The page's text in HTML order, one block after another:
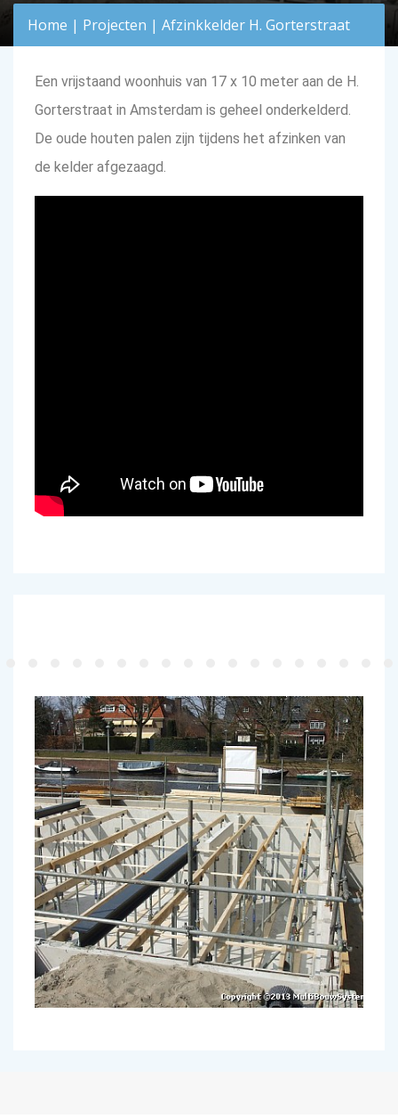
Home | Projecten | Afzinkkelder H. Gorterstraat
Een vrijstaand woonhuis van 17 x 10 meter aan de H.
Gorterstraat in Amsterdam is geheel onderkelderd.
De oude houten palen zijn tijdens het afzinken van
de kelder afgezaagd.